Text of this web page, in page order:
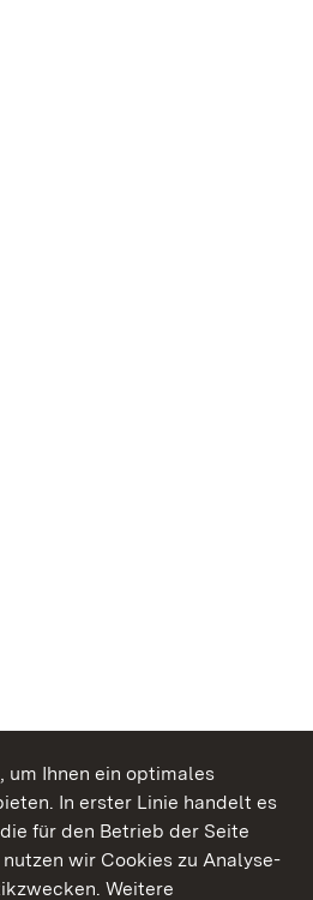
um Ihnen ein optimales
In erster Linie handelt es
für den Betrieb der Seite
wir Cookies zu Analyse-
Weitere